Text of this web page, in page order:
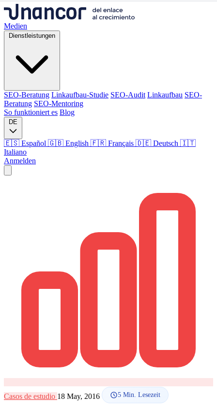
Medien
Dienstleistungen
SEO-Beratung Linkaufbau-Studie SEO-Audit Linkaufbau SEO-
Beratung SEO-Mentoring
So funktioniert es Blog
DE
🇪🇸 Español 🇬🇧 English 🇫🇷 Français 🇩🇪 Deutsch 🇮🇹
Italiano
Anmelden
Linkaufbau-Studie SEO-Audit
Sprache
Casos de estudio 18 May, 2016 5 Min. Lesezeit